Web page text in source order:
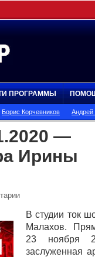
ПРОГРАММЫ
Борис Корчевников
—
Ирины
В студии ток
Малахов.
23 ноября
заслуженная